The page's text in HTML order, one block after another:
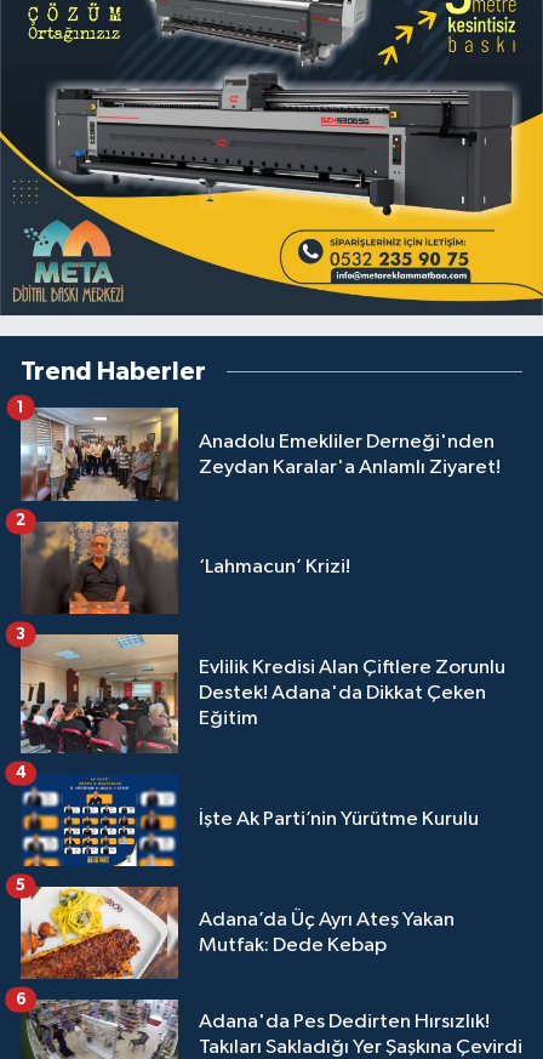
Trend Haberler
Anadolu Emekliler Derneği'nden
Zeydan Karalar'a Anlamlı Ziyaret!
1
‘Lahmacun’ Krizi!
2
Evlilik Kredisi Alan Çiftlere Zorunlu
Destek! Adana'da Dikkat Çeken
Eğitim
3
İşte Ak Parti’nin Yürütme Kurulu
4
Adana’da Üç Ayrı Ateş Yakan
Mutfak: Dede Kebap
5
Adana'da Pes Dedirten Hırsızlık!
Takıları Sakladığı Yer Şaşkına Çevirdi
6